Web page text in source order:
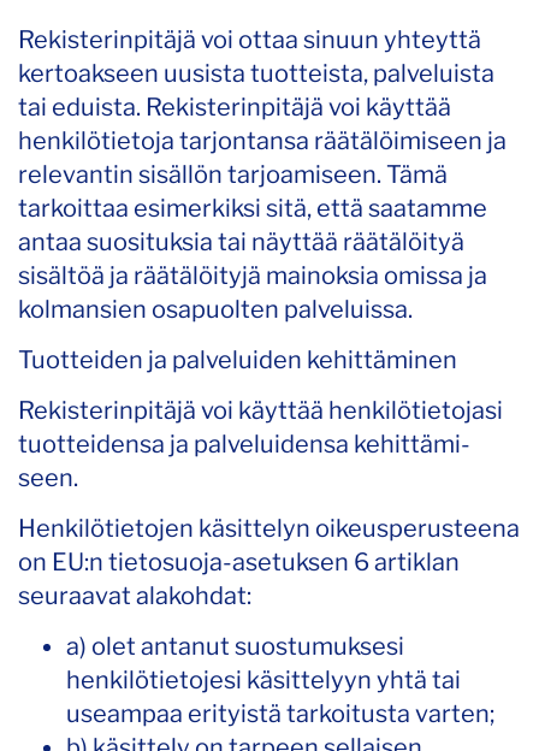
Rekisterinpitäjä voi ottaa sinuun yhteyttä
kertoakseen uusista tuotteista, palveluista
tai eduista. Rekisterinpitäjä voi käyttää
henkilötietoja tarjontansa räätälöimiseen ja
relevantin sisällön tarjoamiseen. Tämä
tarkoittaa esimerkiksi sitä, että saatamme
antaa suosituksia tai näyttää räätälöityä
sisältöä ja räätälöityjä mainoksia omissa ja
kolmansien osapuolten palveluissa.
Tuotteiden ja palveluiden kehittäminen
Rekisterinpitäjä voi käyttää henkilötietojasi
tuotteidensa ja palveluidensa kehittämi-
seen.
Henkilötietojen käsittelyn oikeusperusteena
on EU:n tietosuoja-asetuksen 6 artiklan
seuraavat alakohdat:
a) olet antanut suostumuksesi
henkilötietojesi käsittelyyn yhtä tai
useampaa erityistä tarkoitusta varten;